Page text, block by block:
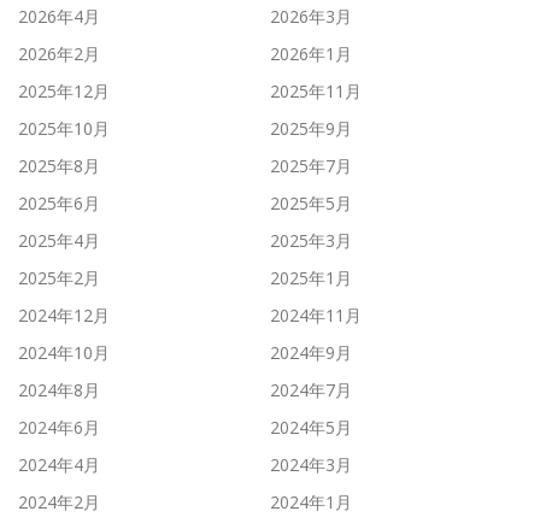
2026年4月
2026年3月
2026年2月
2026年1月
2025年12月
2025年11月
2025年10月
2025年9月
2025年8月
2025年7月
2025年6月
2025年5月
2025年4月
2025年3月
2025年2月
2025年1月
2024年12月
2024年11月
2024年10月
2024年9月
2024年8月
2024年7月
2024年6月
2024年5月
2024年4月
2024年3月
2024年2月
2024年1月